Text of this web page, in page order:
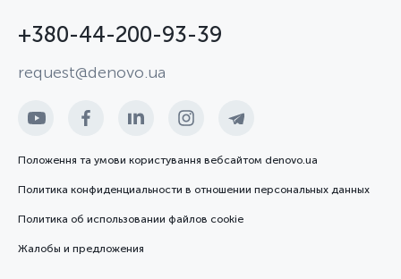
+380-44-200-93-39
request@denovo.ua
Положення та умови користування вебсайтом denovo.ua
Политика конфиденциальности в отношении персональных данных
Политика об использовании файлов cookie
Жалобы и предложения